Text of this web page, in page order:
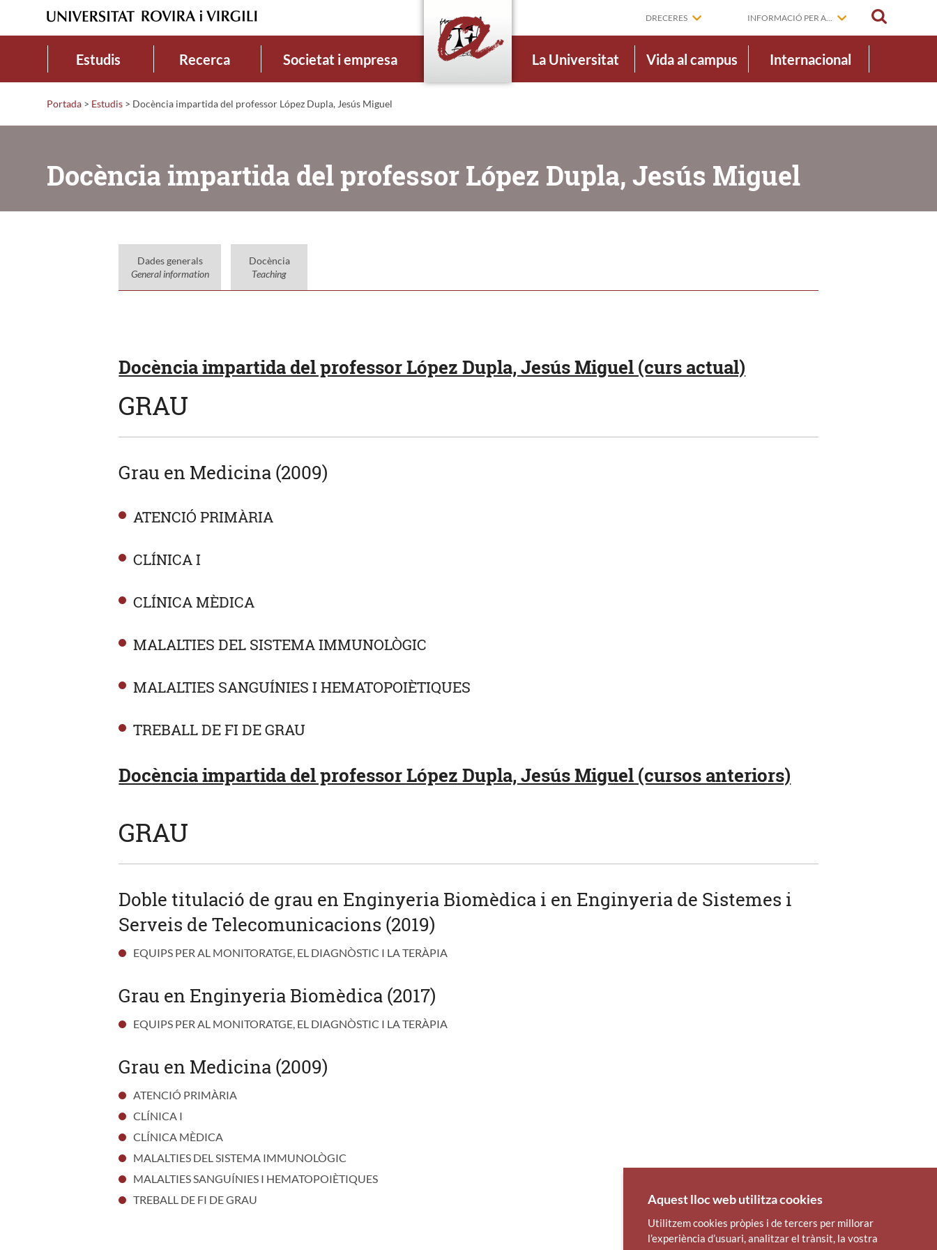
DRECERES INFORMACIÓ PER A...
Estudis Recerca Societat i empresa La Universitat Vida al campus Internacional
Portada > Estudis > Docència impartida del professor López Dupla, Jesús Miguel
Docència impartida del professor López Dupla, Jesús Miguel
Dades generals
General information
Docència
Teaching
Docència impartida del professor López Dupla, Jesús Miguel (curs actual)
GRAU
Grau en Medicina (2009)
ATENCIÓ PRIMÀRIA
CLÍNICA I
CLÍNICA MÈDICA
MALALTIES DEL SISTEMA IMMUNOLÒGIC
MALALTIES SANGUÍNIES I HEMATOPOIÈTIQUES
TREBALL DE FI DE GRAU
Docència impartida del professor López Dupla, Jesús Miguel (cursos anteriors)
GRAU
Doble titulació de grau en Enginyeria Biomèdica i en Enginyeria de Sistemes i
Serveis de Telecomunicacions (2019)
EQUIPS PER AL MONITORATGE, EL DIAGNÒSTIC I LA TERÀPIA
Grau en Enginyeria Biomèdica (2017)
EQUIPS PER AL MONITORATGE, EL DIAGNÒSTIC I LA TERÀPIA
Grau en Medicina (2009)
ATENCIÓ PRIMÀRIA
CLÍNICA I
CLÍNICA MÈDICA
MALALTIES DEL SISTEMA IMMUNOLÒGIC
MALALTIES SANGUÍNIES I HEMATOPOIÈTIQUES
TREBALL DE FI DE GRAU
Aquest lloc web utilitza cookies
Utilitzem cookies pròpies i de tercers per millorar
l’experiència d’usuari, analitzar el trànsit, la vostra